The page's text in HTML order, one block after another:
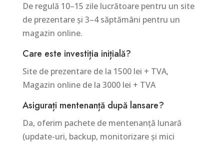
De regulă 10–15 zile lucrătoare pentru un site
de prezentare și 3–4 săptămâni pentru un
magazin online.
Care este investiția inițială?
Site de prezentare de la 1500 lei + TVA,
Magazin online de la 3000 lei + TVA
Asigurați mentenanță după lansare?
Da, oferim pachete de mentenanță lunară
(update-uri, backup, monitorizare și mici